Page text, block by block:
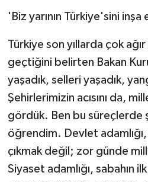
'Biz yarının Türkiye'sini
Türkiye son yıllarda çok
geçtiğini belirten Bakan
yaşadık, selleri yaşadık,
Şehirlerimizin acısını da,
gördük. Ben bu süreçlerde
öğrendim. Devlet
çıkmak değil; zor günde
Siyaset adamlığı, sabahın